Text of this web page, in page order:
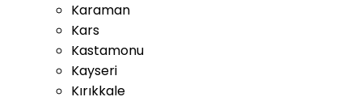
Karaman
Kars
Kastamonu
Kayseri
Kırıkkale